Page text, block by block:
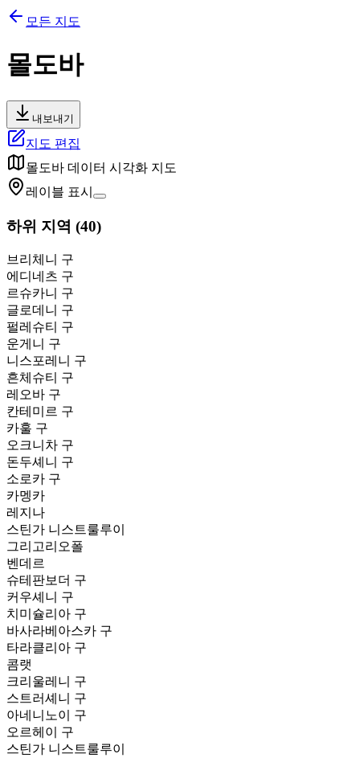
모든 지도
몰도바
내보내기
지도 편집
몰도바 데이터 시각화 지도
레이블 표시
하위 지역 (40)
브리체니 구
에디네츠 구
르슈카니 구
글로데니 구
펄레슈티 구
운게니 구
니스포레니 구
흔체슈티 구
레오바 구
칸테미르 구
카훌 구
오크니차 구
돈두셰니 구
소로카 구
카멩카
레지나
스틴가 니스트룰루이
그리고리오폴
벤데르
슈테판보더 구
커우셰니 구
치미슐리아 구
바사라베아스카 구
타라클리아 구
콤랫
크리울레니 구
스트러셰니 구
아네니노이 구
오르헤이 구
스틴가 니스트룰루이